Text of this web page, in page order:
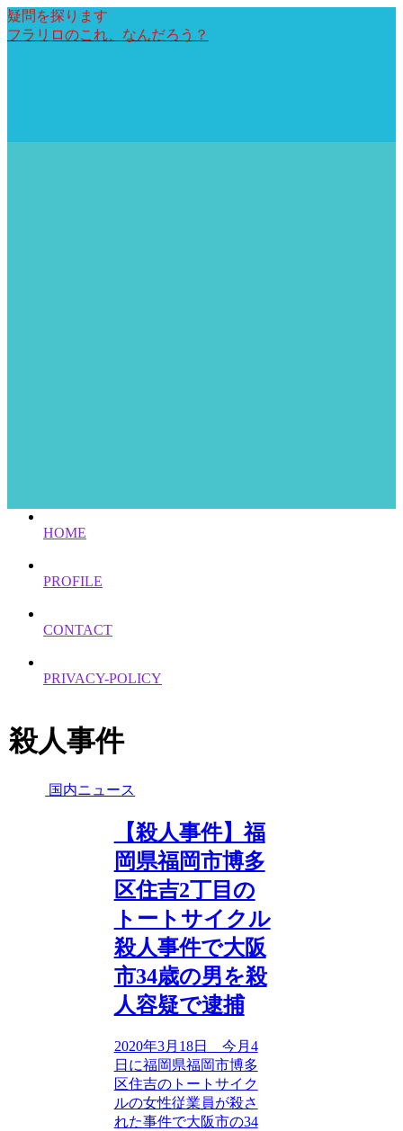
疑問を探ります
フラリロのこれ、なんだろう？
HOME
PROFILE
CONTACT
PRIVACY-POLICY
殺人事件
国内ニュース
【殺人事件】福
岡県福岡市博多
区住吉2丁目の
トートサイクル
殺人事件で大阪
市34歳の男を殺
人容疑で逮捕
2020年3月18日 今月4
日に福岡県福岡市博多
区住吉のトートサイク
ルの女性従業員が殺さ
れた事件で大阪市の34